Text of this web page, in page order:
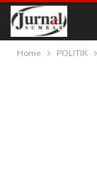
Home POLITIK